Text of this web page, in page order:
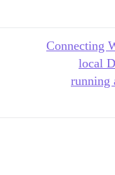
Connecting
local
running